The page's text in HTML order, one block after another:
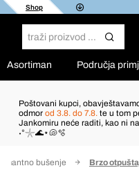
Shop
Asortiman Područja
Poštovani kupci,
odmor od 3.8. do 7.8. te u tom
Jankomiru neće raditi, kao ni
˖°𓇼🌊⋆🐚🫧
bušenje Brzo